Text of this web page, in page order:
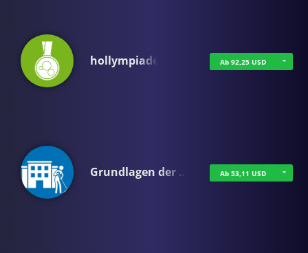
hollympiade Ab 92,25 USD
Grundlagen der … Ab 53,11 USD